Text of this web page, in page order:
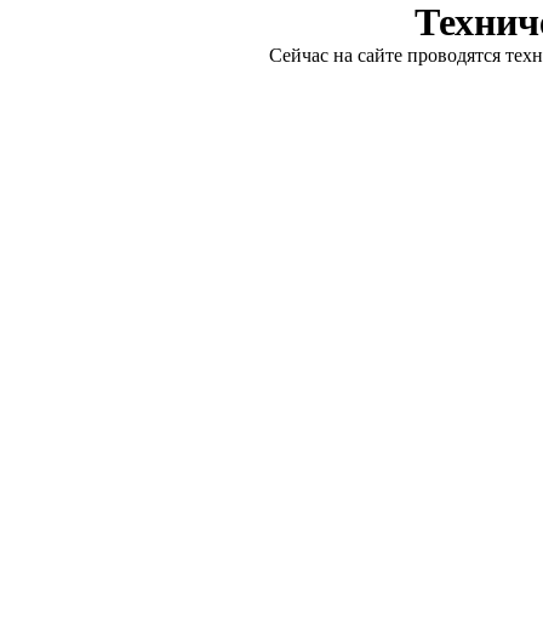
Сейчас на сайте проводятся